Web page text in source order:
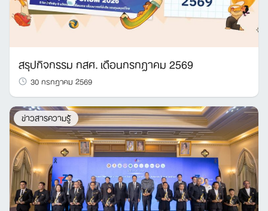
สรุปกิจกรรม กสศ. เดือนกรกฎาคม 2569
30 กรกฎาคม 2569
ข่าวสารความรู้